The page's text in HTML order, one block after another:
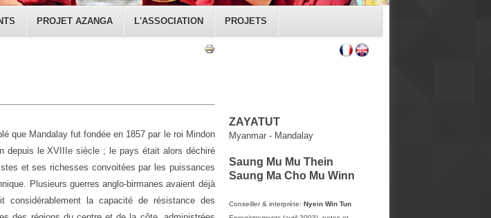
PROJET AZANGA L'ASSOCIATION PROJETS
que Mandalay fut fondée en 1857 par le roi Mindon
depuis le XVIIIe siècle ; le pays était alors déchiré
et ses richesses convoitées par les puissances
Plusieurs guerres anglo-birmanes avaient déjà
la capacité de résistance des
ZAYATUT
Myanmar - Mandalay
Saung Mu Mu Thein
Saung Ma Cho Mu Winn
Conseiller & interprète: Nyein Win Tun